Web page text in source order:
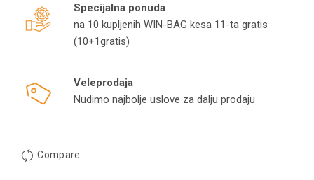
Specijalna ponuda
na 10 kupljenih WIN-BAG kesa 11-ta gratis
(10+1gratis)
Veleprodaja
Nudimo najbolje uslove za dalju prodaju
Compare